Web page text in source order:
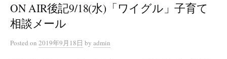
ON AIR後記9/18(水)「ワイグル」子育て
相談メール
Posted on 2019年9月18日 by admin